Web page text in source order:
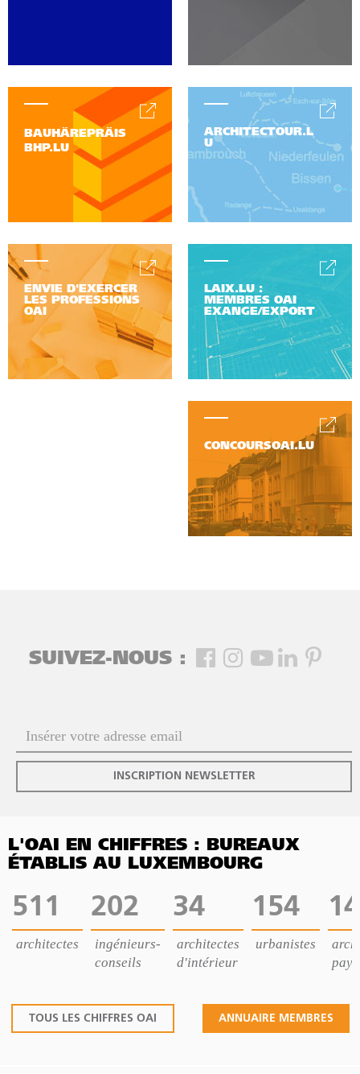
BAUHÄREPRÄIS
BHP.LU
ARCHITECTOUR.L
U
ENVIE D'EXERCER
LES PROFESSIONS
OAI
LAIX.LU :
MEMBRES OAI
EXANGE/EXPORT
CONCOURSOAI.LU
SUIVEZ-NOUS :
INSCRIPTION NEWSLETTER
L'OAI EN CHIFFRES : BUREAUX
ÉTABLIS AU LUXEMBOURG
511
architectes
202
ingénieurs-
conseils
34
architectes
d'intérieur
154
urbanistes
14
TOUS LES CHIFFRES OAI ANNUAIRE MEMBRES